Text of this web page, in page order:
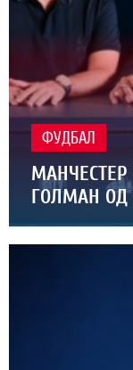
ФУДБАЛ
МАНЧЕСТЕР
ГОЛМАН ОД